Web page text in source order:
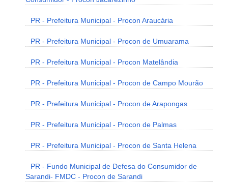
PR - Prefeitura Municipal - Procon Araucária
PR - Prefeitura Municipal - Procon de Umuarama
PR - Prefeitura Municipal - Procon Matelândia
PR - Prefeitura Municipal - Procon de Campo Mourão
PR - Prefeitura Municipal - Procon de Arapongas
PR - Prefeitura Municipal - Procon de Palmas
PR - Prefeitura Municipal - Procon de Santa Helena
PR - Fundo Municipal de Defesa do Consumidor de
Sarandi- FMDC - Procon de Sarandi